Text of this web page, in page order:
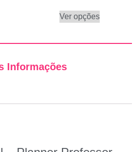
Ver opções
Informações